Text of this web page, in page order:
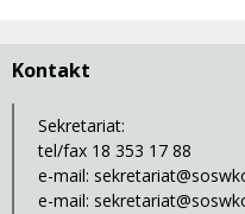
Kontakt
Sekretariat:
tel/fax 18 353 17 88
e-mail:
e-mail: